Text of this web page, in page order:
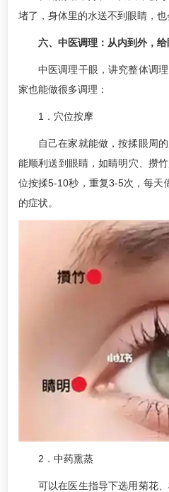
堵了，身体里的水送不到眼睛，也
六、中医调理：从内到外，
中医调理干眼，讲究整体调
家也能做很多调理：
1．穴位按摩
自己在家就能做，按揉眼周
能顺利送到眼睛，如睛明穴、攒
位按揉5-10秒，重复3-5次，每天
的症状。
2．中药熏蒸
可以在医生指导下选用菊花